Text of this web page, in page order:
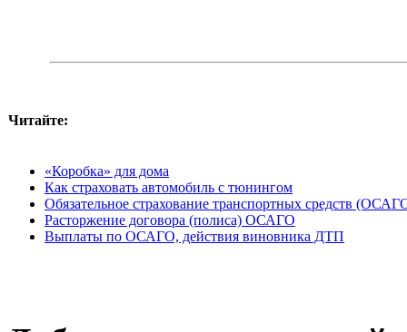
Читайте:
«Коробка» для дома
Как страховать автомобиль с тюнингом
Обязательное страхование транспортных средств
Расторжение договора (полиса) ОСАГО
Выплаты по ОСАГО, действия виновника ДТП